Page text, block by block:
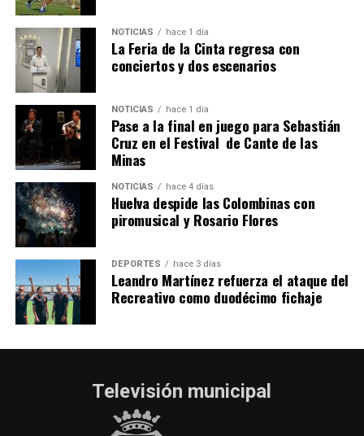
SEXTA CORRIDA DE LAS FIESTAS COLOMBINAS
2026
hace 4 días· Huelvatv
NOTICIAS hace 1 día
La Feria de la Cinta regresa con
conciertos y dos escenarios
NOTICIAS hace 1 día
Pase a la final en juego para Sebastián
Cruz en el Festival de Cante de las
Minas
NOTICIAS hace 4 días
Huelva despide las Colombinas con
piromusical y Rosario Flores
DEPORTES hace 3 días
Leandro Martínez refuerza el ataque del
Recreativo como duodécimo fichaje
Televisión municipal